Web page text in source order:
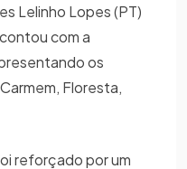
Lelinho Lopes (PT)
com a
os
Floresta,
reforçado por um